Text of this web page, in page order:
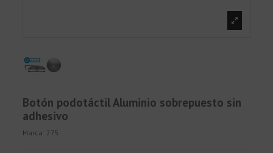
Botón podotáctil Aluminio sobrepuesto sin
adhesivo
Marca: 275